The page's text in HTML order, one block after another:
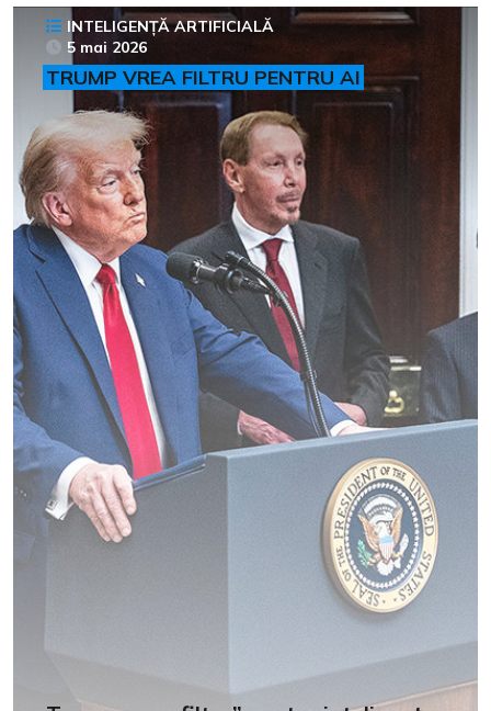
INTELIGENȚĂ ARTIFICIALĂ
5 mai 2026
TRUMP VREA FILTRU PENTRU AI